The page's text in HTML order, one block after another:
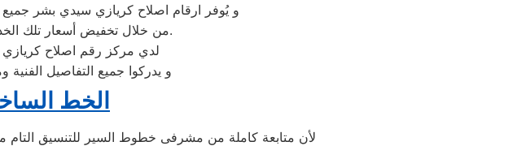
و يُوفر ارقام اصلاح كريازي سيدي بشر جميع
من خلال تخفيض أسعار تلك الخدمات والبُعد التام عن التكاليف المالية باهظة الثمن.
لدي مركز رقم اصلاح
و يدركوا جميع التفاصيل
الخط
لأن متابعة كاملة من مشرفى خطوط السير للتنسيق التام